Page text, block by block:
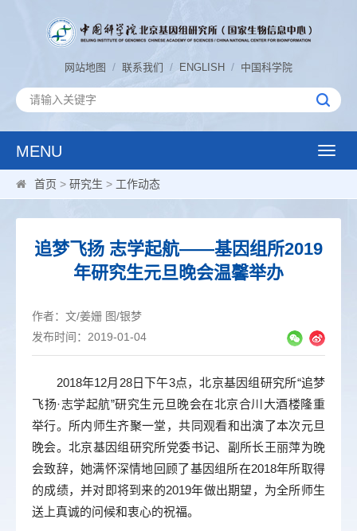
网站地图 / 联系我们 / ENGLISH / 中国科学院
MENU
Toggle
首页 > 研究生 > 工作动态
追梦飞扬 志学起航——基因组所2019
年研究生元旦晚会温馨举办
作者：文/姜姗 图/银梦
发布时间：2019-01-04
2018年12月 28日下午3点，北京基因组研究所“追梦
飞扬·志学起航”研究生元旦晚会在北京合川大酒楼隆重
举行。 所内师生齐聚一堂，共同观看和出演了本次元旦
晚会。北京基因组研究所党委书记、副所长王丽萍为晚
会致辞，她满怀深情地回顾了基因组所在2018年所取得
的成绩，并对即将到来的2019年做出期望，为全所师生
送上真诚的问候和衷心的祝福。